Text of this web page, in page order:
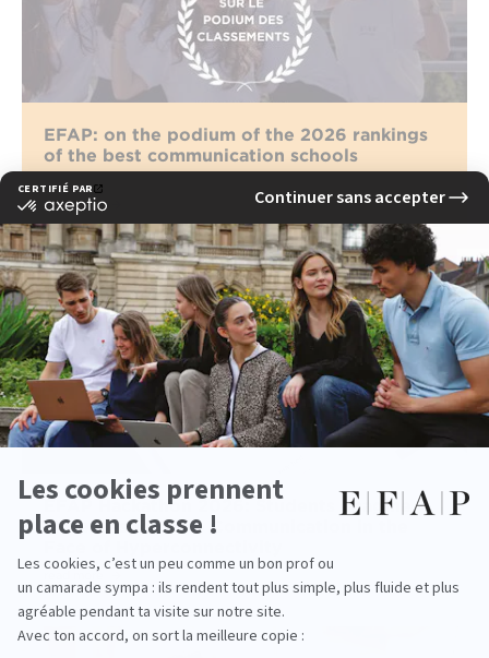
EFAP: on the podium of the 2026 rankings
of the best communication schools
read more
EFAP Hackathon 2026: Students Imagine
More Responsible Communication in the
read more